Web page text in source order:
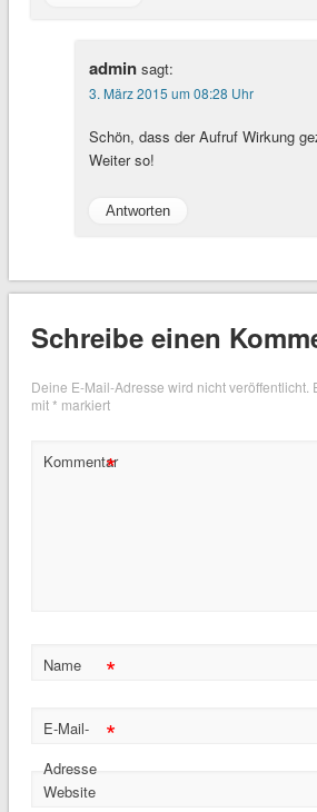
admin sagt:
3. März 2015 um 08:28 Uhr
Schön, dass der Aufruf Wirkung
Weiter so!
Antworten
Schreibe einen
Deine E-Mail-Adresse wird nicht veröffentlicht.
mit* markiert
Kommentar
*
Name *
E-Mail-
Adresse
*
Website